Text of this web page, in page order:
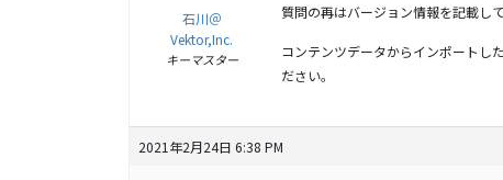
石川＠
Vektor,Inc.
キーマスター
質問の再はバージョン情報を記載して
コンテンツデータからインポートし
ださい。
2021年2月24日 6:38 PM